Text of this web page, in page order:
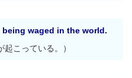
being waged in the world.
起こっている。）